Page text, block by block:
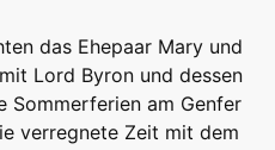
das Ehepaar Mary und
Lord Byron und dessen
Sommerferien am Genfer
verregnete Zeit mit dem